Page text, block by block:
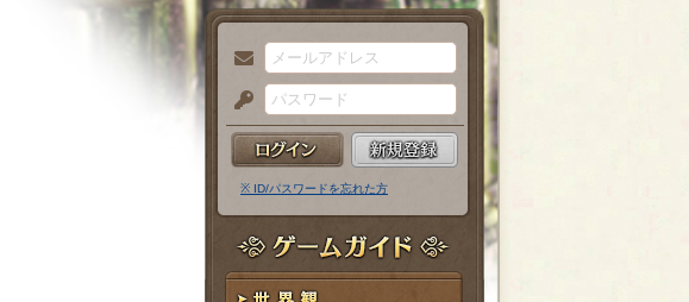
メ
ー
ル
ア
ド
レ
パ
ス
ー
ド
※ ID/パスワードを忘れた方
ゲームガイド